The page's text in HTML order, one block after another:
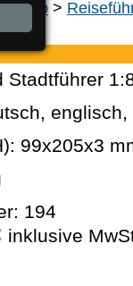
Shop >
Stadtführer
englisch,
99x205x3
194
inklusive